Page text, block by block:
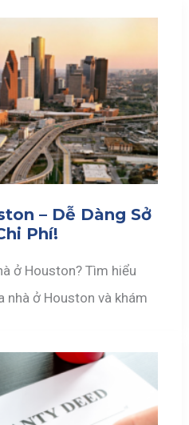
– Dễ Dàng Sở
Phí!
ở Houston? Tìm hiểu
nhà ở Houston và khám